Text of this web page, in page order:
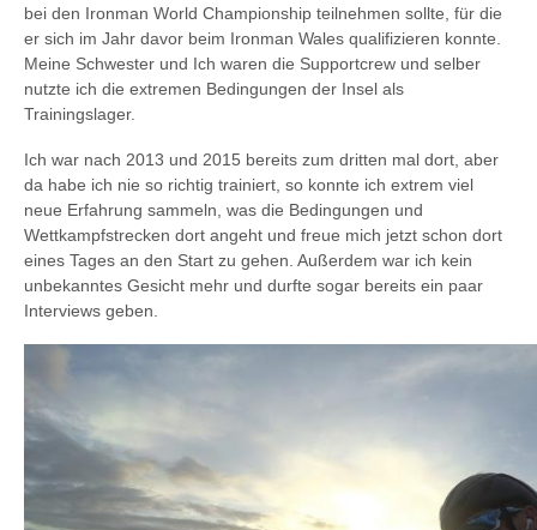
bei den Ironman World Championship teilnehmen sollte, für die
er sich im Jahr davor beim Ironman Wales qualifizieren konnte.
Meine Schwester und Ich waren die Supportcrew und selber
nutzte ich die extremen Bedingungen der Insel als
Trainingslager.
Ich war nach 2013 und 2015 bereits zum dritten mal dort, aber
da habe ich nie so richtig trainiert, so konnte ich extrem viel
neue Erfahrung sammeln, was die Bedingungen und
Wettkampfstrecken dort angeht und freue mich jetzt schon dort
eines Tages an den Start zu gehen. Außerdem war ich kein
unbekanntes Gesicht mehr und durfte sogar bereits ein paar
Interviews geben.